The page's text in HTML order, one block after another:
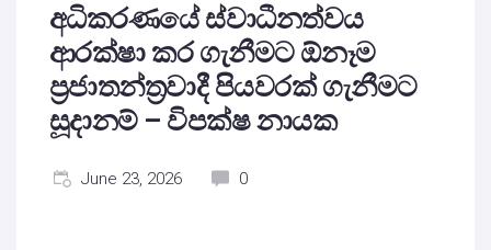
අධිකරණයේ ස්වාධීනත්වය
ආරක්ෂා කර ගැනීමට ඕනෑම
ප්‍රජාතන්ත්‍රවාදී පියවරක් ගැනීමට
සූදානම් – විපක්ෂ නායක
June 23, 2026 0